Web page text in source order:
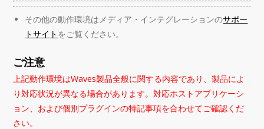
その他の動作環境はメディア・インテグレーションのサポー
トサイト をご覧ください。
ご注意
上記動作環境はWaves製品全般に関する内容であり、製品によ
り対応状況が異なる場合があります。対応ホストアプリケーシ
ョン、および個別プラグインの特記事項を合わせてご確認くだ
さい。